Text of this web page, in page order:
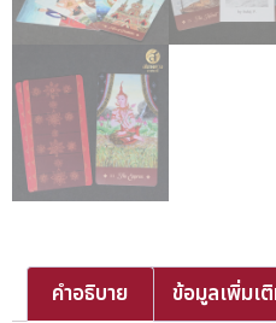
คำอธิบาย ข้อมูลเพิ่มเ